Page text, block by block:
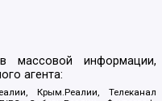
массовой информации,
агента:
Крым.Реалии, Телеканал